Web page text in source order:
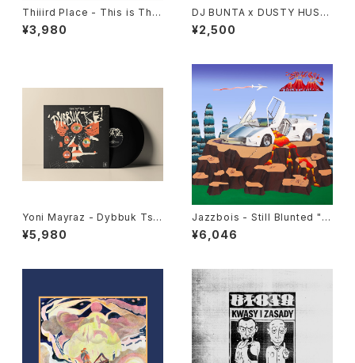
Thiiird Place - This is Thiii
rd Place "LP"
¥3,980
DJ BUNTA x DUSTY HUSK
Y - 47 CAMPiN DIGGiN "C
D"
¥2,500
Yoni Mayraz - Dybbuk Tse!
"LP"
¥5,980
Jazzbois - Still Blunted "L
P"
¥6,046